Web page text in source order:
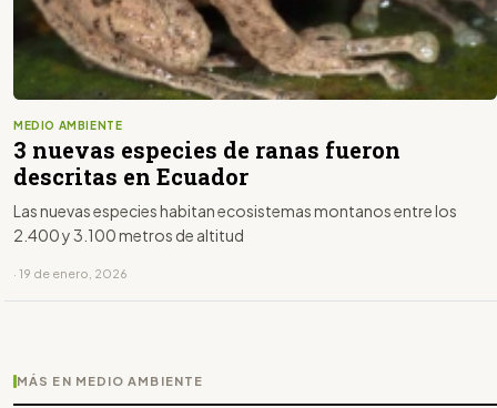
MEDIO AMBIENTE
3 nuevas especies de ranas fueron
descritas en Ecuador
Las nuevas especies habitan ecosistemas montanos entre los
2.400 y 3.100 metros de altitud
· 19 de enero, 2026
MÁS EN MEDIO AMBIENTE